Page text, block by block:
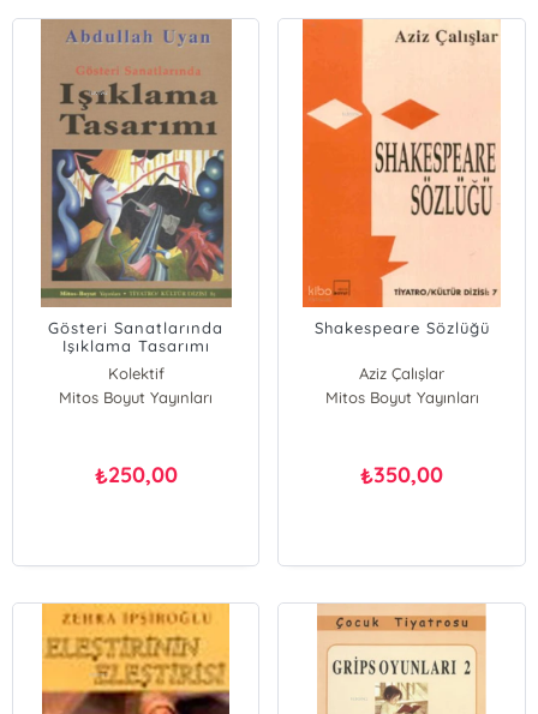
Gösteri Sanatlarında
Işıklama Tasarımı
Kolektif
Mitos Boyut Yayınları
₺250,00
Shakespeare Sözlüğü
Aziz Çalışlar
Mitos Boyut Yayınları
₺350,00